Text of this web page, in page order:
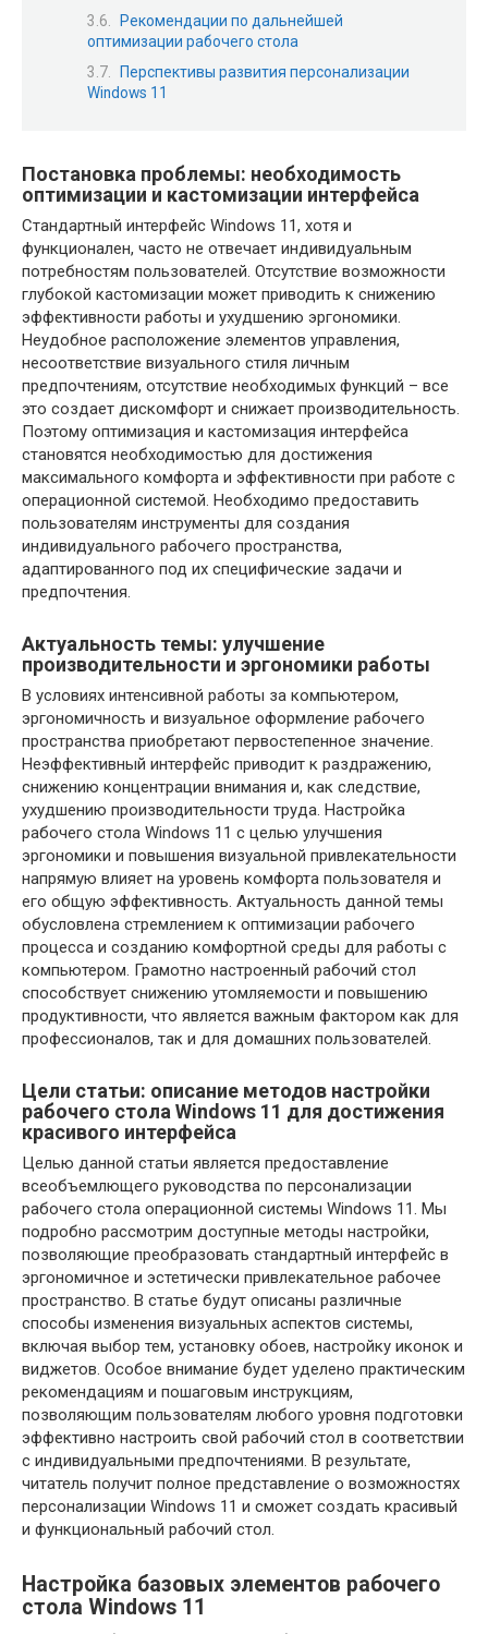
Рекомендации по дальнейшей
оптимизации рабочего стола
Перспективы развития персонализации
Windows 11
Постановка проблемы: необходимость
оптимизации и кастомизации интерфейса
Стандартный интерфейс Windows 11, хотя и
функционален, часто не отвечает индивидуальным
потребностям пользователей. Отсутствие возможности
глубокой кастомизации может приводить к снижению
эффективности работы и ухудшению эргономики.
Неудобное расположение элементов управления,
несоответствие визуального стиля личным
предпочтениям, отсутствие необходимых функций – все
это создает дискомфорт и снижает производительность.
Поэтому оптимизация и кастомизация интерфейса
становятся необходимостью для достижения
максимального комфорта и эффективности при работе с
операционной системой. Необходимо предоставить
пользователям инструменты для создания
индивидуального рабочего пространства,
адаптированного под их специфические задачи и
предпочтения.
Актуальность темы: улучшение
производительности и эргономики работы
В условиях интенсивной работы за компьютером,
эргономичность и визуальное оформление рабочего
пространства приобретают первостепенное значение.
Неэффективный интерфейс приводит к раздражению,
снижению концентрации внимания и, как следствие,
ухудшению производительности труда. Настройка
рабочего стола Windows 11 с целью улучшения
эргономики и повышения визуальной привлекательности
напрямую влияет на уровень комфорта пользователя и
его общую эффективность. Актуальность данной темы
обусловлена стремлением к оптимизации рабочего
процесса и созданию комфортной среды для работы с
компьютером. Грамотно настроенный рабочий стол
способствует снижению утомляемости и повышению
продуктивности, что является важным фактором как для
профессионалов, так и для домашних пользователей.
Цели статьи: описание методов настройки
рабочего стола Windows 11 для достижения
красивого интерфейса
Целью данной статьи является предоставление
всеобъемлющего руководства по персонализации
рабочего стола операционной системы Windows 11. Мы
подробно рассмотрим доступные методы настройки,
позволяющие преобразовать стандартный интерфейс в
эргономичное и эстетически привлекательное рабочее
пространство. В статье будут описаны различные
способы изменения визуальных аспектов системы,
включая выбор тем, установку обоев, настройку иконок и
виджетов. Особое внимание будет уделено практическим
рекомендациям и пошаговым инструкциям,
позволяющим пользователям любого уровня подготовки
эффективно настроить свой рабочий стол в соответствии
с индивидуальными предпочтениями. В результате,
читатель получит полное представление о возможностях
персонализации Windows 11 и сможет создать красивый
и функциональный рабочий стол.
Настройка базовых элементов рабочего
стола Windows 11